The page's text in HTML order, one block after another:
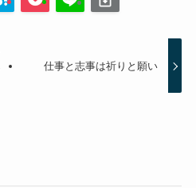
仕事と志事は祈りと願い